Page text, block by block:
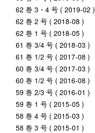
62 巻 3・4 号 ( 2019-02 )
62 巻 2 号 ( 2018-08 )
62 巻 1 号 ( 2018-05 )
61 巻 3/4 号 ( 2018-03 )
61 巻 1/2 号 ( 2017-08 )
60 巻 3/4 号 ( 2017-03 )
60 巻 1/2 号 ( 2016-08 )
59 巻 2/3 号 ( 2016-01 )
59 巻 1 号 ( 2015-05 )
58 巻 4 号 ( 2015-03 )
58 巻 3 号 ( 2015-01 )